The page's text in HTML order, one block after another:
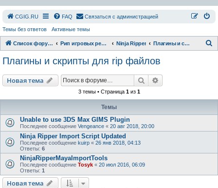
СGIG.RU FAQ Связаться с администрацией
Темы без ответов Активные темы
Список форумов Рип игровых ресурсов Ninja Ripper Плагины и скрипты для rip файлов
Плагины и скрипты для rip файлов
Новая тема Поиск
3 темы • Страница 1из 1
Темы
Unable to use 3DS Max GIMS Plugin
Последнее сообщение Vengeance « 20 авг 2018, 20:00
Ninja Ripper Import Script Updated
Последнее сообщение kuirp « 26 янв 2018, 04:13
Ответы: 6
NinjaRipperMayaImportTools
Последнее сообщение Tosyk « 20 июл 2016, 06:09
Ответы: 1
Новая тема